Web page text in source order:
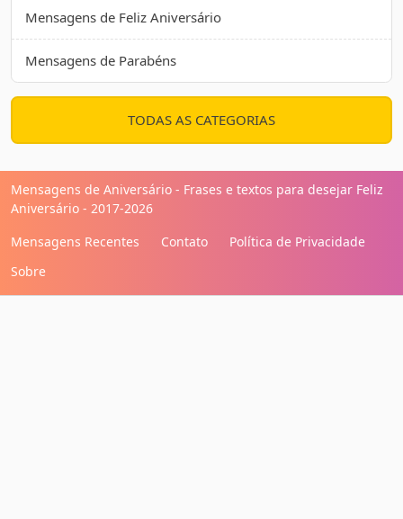
Mensagens de Feliz Aniversário
Mensagens de Parabéns
TODAS AS CATEGORIAS
Mensagens de Aniversário - Frases e textos para desejar Feliz
Aniversário - 2017-2026
Mensagens Recentes
Contato
Política de Privacidade
Sobre